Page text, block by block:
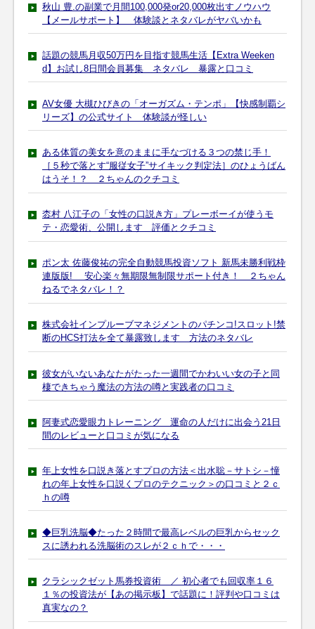
秋山 豊.の副業で月間100,000発or20,000枚出すノウハウ
【メールサポート】 体験談とネタバレがヤバいかも
話題の競馬月収50万円を目指す競馬生活【Extra Weeken
d】お試し8日間会員募集 ネタバレ 暴露と口コミ
AV女優 大槻ひびきの「オーガズム・テンポ」【快感制覇シ
リーズ】の公式サイト 体験談が怪しい
ある体質の美女を意のままに手なづける３つの禁じ手！
［５秒で落とす“服従女子”サイキック判定法］のひょうばん
はうそ！？ ２ちゃんのクチコミ
枩村 八江子の「女性の口説き方」プレーボーイが使うモ
テ・恋愛術、公開します 評価とクチコミ
ポン太 佐藤俊祐の完全自動競馬投資ソフト 新馬未勝利戦枠
連版版! 安心楽々無期限無制限サポート付き！ ２ちゃん
ねるでネタバレ！？
株式会社インプルーブマネジメントのパチンコ!スロット!禁
断のHCS打法を全て暴露致します 方法のネタバレ
彼女がいないあなたがたった一週間でかわいい女の子と同
棲できちゃう魔法の方法の噂と実践者の口コミ
阿妻式恋愛眼力トレーニング 運命の人だけに出会う21日
間のレビューと口コミが気になる
年上女性を口説き落とすプロの方法＜出水聡－サトシ－憧
れの年上女性を口説くプロのテクニック＞の口コミと２ｃ
ｈの噂
◆巨乳洗脳◆たった２時間で最高レベルの巨乳からセック
スに誘われる洗脳術のスレが２ｃｈで・・・
クラシックゼット馬券投資術 ／ 初心者でも回収率１６
１％の投資法が【あの掲示板】で話題に！評判や口コミは
真実なの？